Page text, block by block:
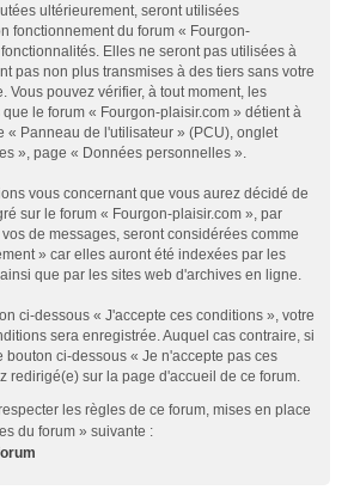
ultérieurement, seront utilisées
fonctionnement du forum « Fourgon-
Elles ne seront pas utilisées à
pas non plus transmises à des tiers sans votre
Vous pouvez vérifier, à tout moment, les
le forum « Fourgon-plaisir.com » détient à
« Panneau de l'utilisateur » (PCU), onglet
», page « Données personnelles ».
vous concernant que vous aurez décidé de
sur le forum « Fourgon-plaisir.com », par
de messages, seront considérées comme
» car elles auront été indexées par les
que par les sites web d'archives en ligne.
ci-dessous « J'accepte ces conditions », votre
sera enregistrée. Auquel cas contraire, si
bouton ci-dessous « Je n'accepte pas ces
redirigé(e) sur la page d'accueil de ce forum.
les règles de ce forum, mises en place
du forum » suivante :